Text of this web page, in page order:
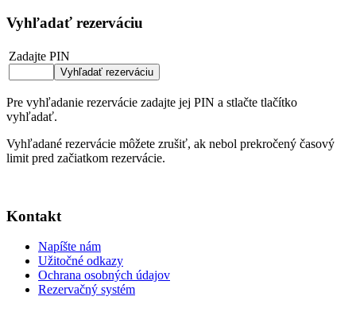
Vyhľadať rezerváciu
Zadajte PIN
Pre vyhľadanie rezervácie zadajte jej PIN a stlačte tlačítko
vyhľadať.
Vyhľadané rezervácie môžete zrušiť, ak nebol prekročený časový
limit pred začiatkom rezervácie.
Kontakt
Napíšte nám
Užitočné odkazy
Ochrana osobných údajov
Rezervačný systém